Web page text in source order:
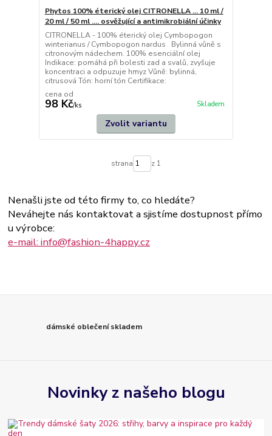
Phytos 100% éterický olej CITRONELLA ... 10 ml /
20 ml / 50 ml .... osvěžující a antimikrobiální účinky
CITRONELLA - 100% éterický olej Cymbopogon
winterianus / Cymbopogon nardus Bylinná vůně s
citronovým nádechem. 100% esenciální olej
Indikace: pomáhá při bolesti zad a svalů, zvyšuje
koncentraci a odpuzuje hmyz Vůně: bylinná,
citrusová Tón: horní tón Certifikace:
cena od
98 Kč/ks Skladem
Zvolit variantu
strana z 1
Nenašli jste od této firmy to, co hledáte?
Neváhejte nás kontaktovat a sjistíme dostupnost přímo
u výrobce:
e-mail: info@fashion-4happy.cz
dámské oblečení skladem
Novinky z našeho blogu